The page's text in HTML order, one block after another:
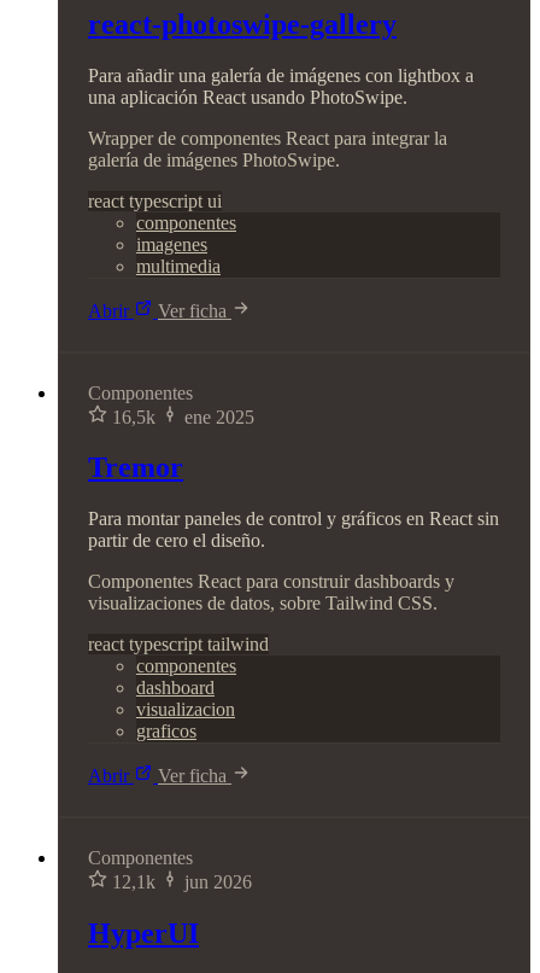
react-photoswipe-gallery
Para añadir una galería de imágenes con lightbox a
una aplicación React usando PhotoSwipe.
Wrapper de componentes React para integrar la
galería de imágenes PhotoSwipe.
react typescript ui
componentes
imagenes
multimedia
Abrir Ver ficha
Componentes
16,5k
ene 2025
Tremor
Para montar paneles de control y gráficos en React sin
partir de cero el diseño.
Componentes React para construir dashboards y
visualizaciones de datos, sobre Tailwind CSS.
react typescript tailwind
componentes
dashboard
visualizacion
graficos
Abrir Ver ficha
Componentes
12,1k
jun 2026
HyperUI